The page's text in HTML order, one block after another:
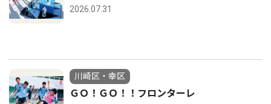
2026.07.31
川崎区・幸区
ＧＯ！ＧＯ！！フロンターレ